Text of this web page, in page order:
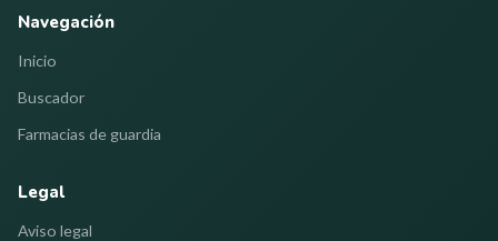
Navegación
Inicio
Buscador
Farmacias de guardia
Legal
Aviso legal